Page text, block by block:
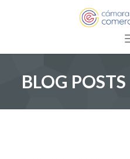
BLOG POSTS